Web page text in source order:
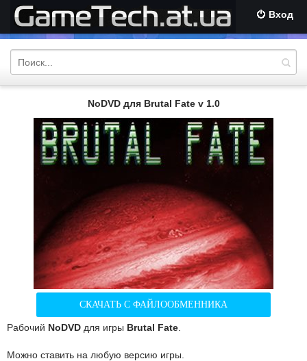
Вход
NoDVD для Brutal Fate v 1.0
СКАЧАТЬ С ФАЙЛООБМЕННИКА
Рабочий NoDVD для игры Brutal Fate
Можно ставить на любую версию игры.